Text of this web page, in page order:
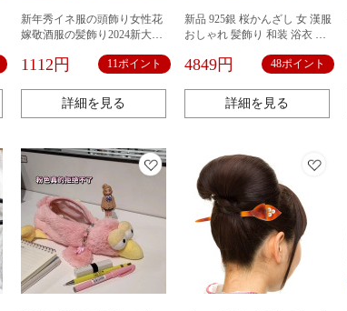
新年秀イネ服の頭飾り女性花
嫁敬酒服の髪飾り2024新大気
のヘアピン
1112円 11ポイント
詳細を見る
新品 925銀 桜かんざし 女 漢服
おしゃれ 髪飾り 和装 浴衣 着
かんざし 簪 まとめ髪 お土産
4849円 48ポイント
詳細を見る